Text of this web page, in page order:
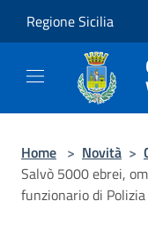
Regione Sicilia
Home > Novità >
Salvò 5000 ebrei,
funzionario di Polizia